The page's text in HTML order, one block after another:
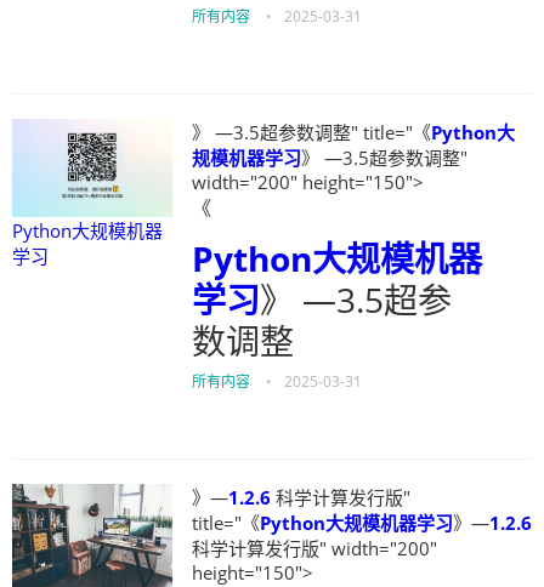
所有内容 • 2025-03-31
Python大规模机器
学习
》 —3.5超参数调整" title="《Python大
规模机器学习》 —3.5超参数调整"
width="200" height="150">
《
Python大规模机器
学习》 —3.5超参
数调整
所有内容 • 2025-03-31
》—1.2.6 科学计算发行版"
title="《Python大规模机器学习》—1.2.6
科学计算发行版" width="200"
height="150">